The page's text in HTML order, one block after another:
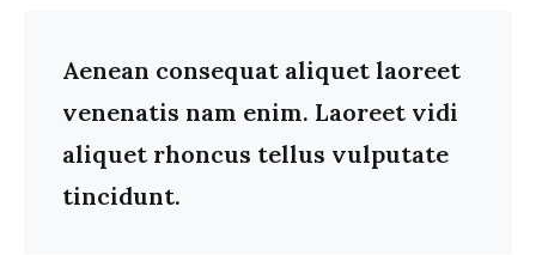
Aenean consequat aliquet laoreet
venenatis nam enim. Laoreet vidi
aliquet rhoncus tellus vulputate
tincidunt.